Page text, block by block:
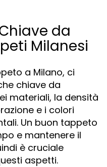
da
Milanesi
a Milano, ci
chiave da
materiali, la densità
e i colori
Un buon tappeto
e mantenere il
è cruciale
aspetti.